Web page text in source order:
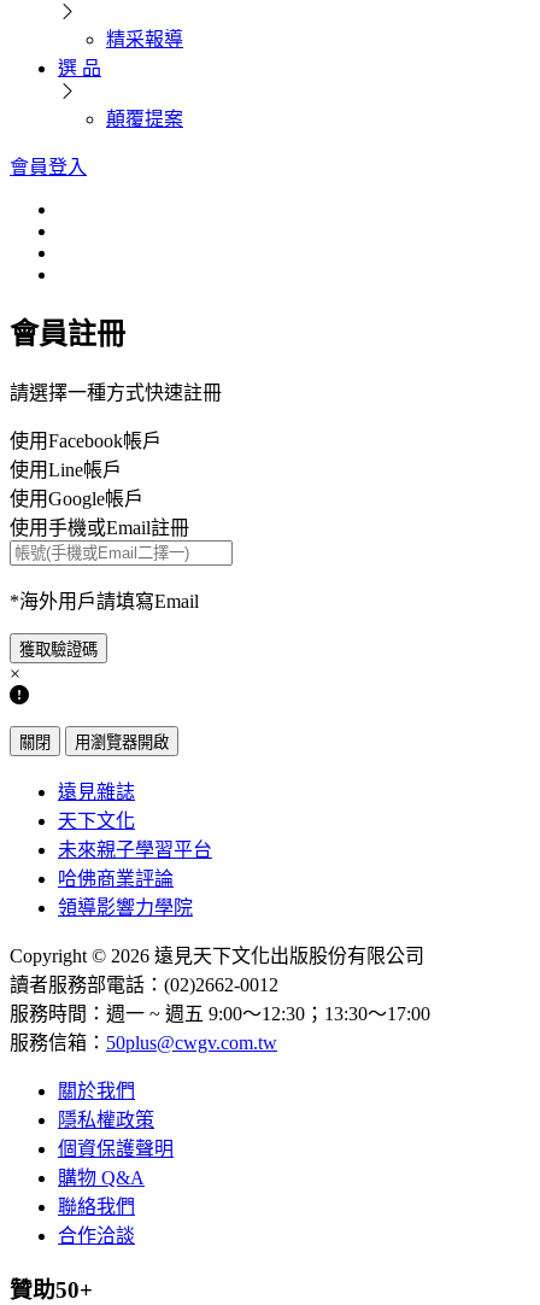
精采報導
選 品
顛覆提案
會員登入
會員註冊
請選擇一種方式快速註冊
使用Facebook帳戶
使用Line帳戶
使用Google帳戶
使用手機或Email註冊
*海外用戶請填寫Email
×
關閉 用瀏覽器開啟
遠見雜誌
天下文化
未來親子學習平台
哈佛商業評論
領導影響力學院
Copyright © 2026 遠見天下文化出版股份有限公司
讀者服務部電話：(02)2662-0012
服務時間：週一 ~ 週五 9:00～12:30；13:30～17:00
服務信箱： 50plus@cwgv.com.tw
關於我們
隱私權政策
個資保護聲明
購物 Q&A
聯絡我們
合作洽談
贊助50+